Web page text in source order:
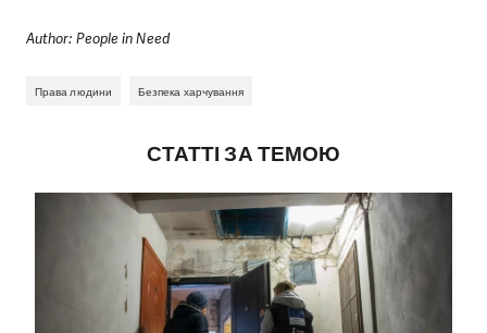
Author: People in Need
Права людини Безпека харчування
СТАТТІ ЗА ТЕМОЮ